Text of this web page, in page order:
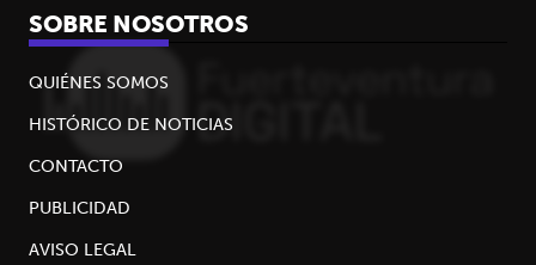
SOBRE NOSOTROS
QUIÉNES SOMOS
HISTÓRICO DE NOTICIAS
CONTACTO
PUBLICIDAD
AVISO LEGAL